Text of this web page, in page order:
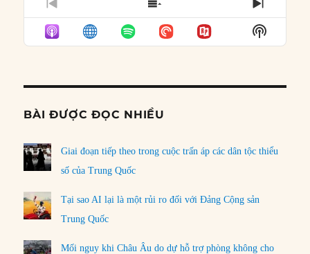
PREVIOUS
EPISODE
SHOW
EPISODES
LIST
NEXT
Show
Podcast
BÀI ĐƯỢC ĐỌC NHIỀU
Giai đoạn tiếp theo trong cuộc trấn áp các dân tộc thiểu
số của Trung Quốc
Tại sao AI lại là một rủi ro đối với Đảng Cộng sản
Trung Quốc
Mối nguy khi Châu Âu do dự hỗ trợ phòng không cho